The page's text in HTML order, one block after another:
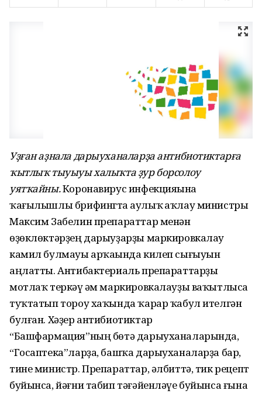
Уҙған аҙнала дарыуханаларҙа антибиотиктарға
ҡытлыҡ тыуыуы халыҡта ҙур борсолоу
уятҡайны.Коронавирус инфекцияһына
ҡағылышлы брифингта һаулыҡ һаҡлау министры
Максим Забелин препараттар менән
өҙөклөктәрҙең дарыуҙарҙы маркировкалау
камил булмауы арҡаһында килеп сығыуын
аңлатты. Антибактериаль препараттарҙы
мотлаҡ теркәү һәм маркировкалауҙы ваҡытлыса
туҡтатып тороу хаҡында ҡарар ҡабул ителгән
булған. Хәҙер антибиотиктар
“Башфармация”ның бөтә дарыуханаларында,
“Госаптека”ларҙа, башҡа дарыуханаларҙа бар,
тине министр. Препараттар, әлбиттә, тик рецепт
буйынса, йәғни табип тәғәйенләүе буйынса ғына